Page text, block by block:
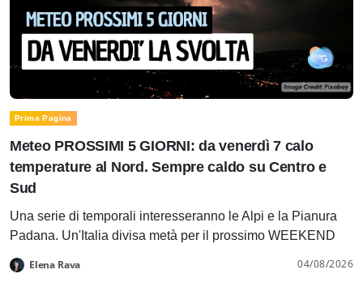
Prima Pagina
Meteo PROSSIMI 5 GIORNI: da venerdì 7 calo
temperature al Nord. Sempre caldo su Centro e
Sud
Una serie di temporali interesseranno le Alpi e la Pianura
Padana. Un'Italia divisa metà per il prossimo WEEKEND
Elena Rava 04/08/2026